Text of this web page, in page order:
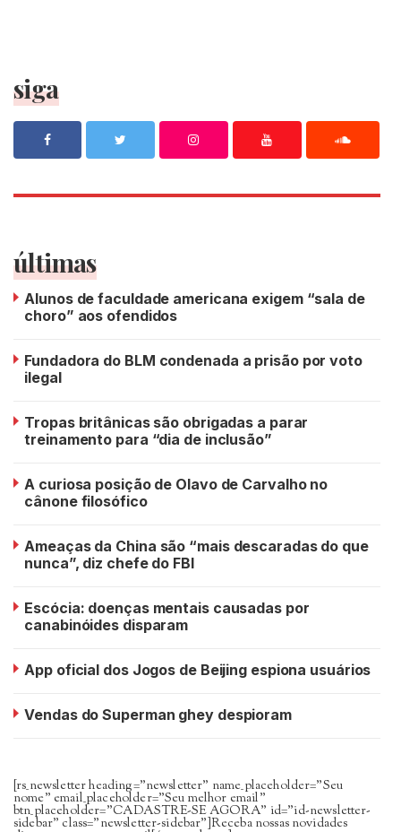
siga
últimas
Alunos de faculdade americana exigem “sala de
choro” aos ofendidos
Fundadora do BLM condenada a prisão por voto
ilegal
Tropas britânicas são obrigadas a parar
treinamento para “dia de inclusão”
A curiosa posição de Olavo de Carvalho no
cânone filosófico
Ameaças da China são “mais descaradas do que
nunca”, diz chefe do FBI
Escócia: doenças mentais causadas por
canabinóides disparam
App oficial dos Jogos de Beijing espiona usuários
Vendas do Superman ghey despioram
[rs_newsletter heading=”newsletter” name_placeholder=”Seu
nome” email_placeholder=”Seu melhor email”
btn_placeholder=”CADASTRE-SE AGORA” id=”id-newsletter-
sidebar” class=”newsletter-sidebar”]Receba nossas novidades